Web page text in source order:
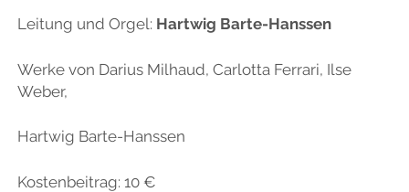
Leitung und Orgel: Hartwig Barte-Hanssen
Werke von Darius Milhaud, Carlotta Ferrari, Ilse
Weber,
Hartwig Barte-Hanssen
Kostenbeitrag: 10 €